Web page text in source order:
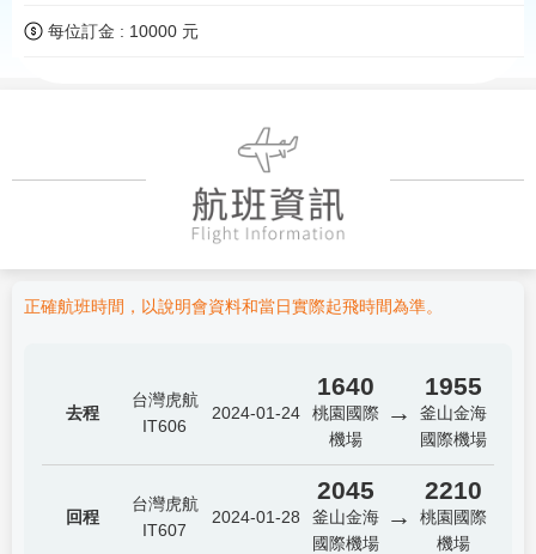
每位訂金 : 10000 元
正確航班時間，以說明會資料和當日實際起飛時間為準。
去程
台灣虎航
IT606
2024-01-24
1640
桃園國際
機場
→
1955
釜山金海
國際機場
回程
台灣虎航
IT607
2024-01-28
2045
釜山金海
國際機場
→
2210
桃園國際
機場